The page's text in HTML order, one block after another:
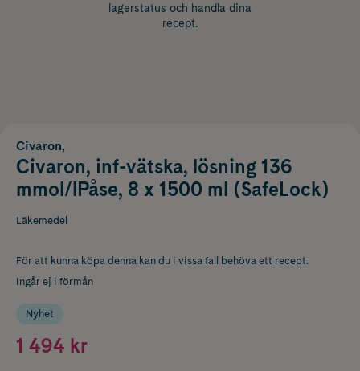
lagerstatus och handla dina
recept.
Civaron,
Civaron, inf-vätska, lösning 136
mmol/lPåse, 8 x 1500 ml (SafeLock)
Läkemedel
För att kunna köpa denna kan du i vissa fall behöva ett recept.
Ingår ej i förmån
Nyhet
1 494 kr